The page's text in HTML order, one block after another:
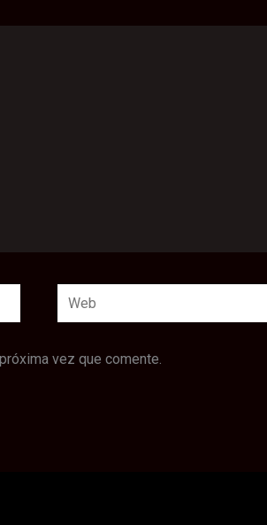
Web
vez que comente.